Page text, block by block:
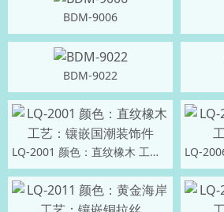
BDM-9006
BDM-9022
LQ-2001 颜色：直纹橡木 工艺：镶嵌国潮装饰件